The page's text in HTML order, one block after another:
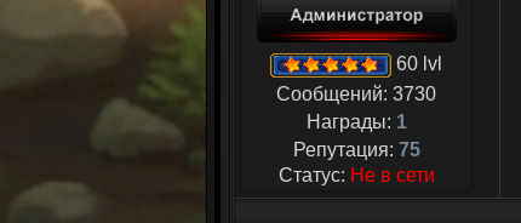
60 lvl
Сообщений: 3730
Награды: 1
Репутация: 75
Статус: Не в сети